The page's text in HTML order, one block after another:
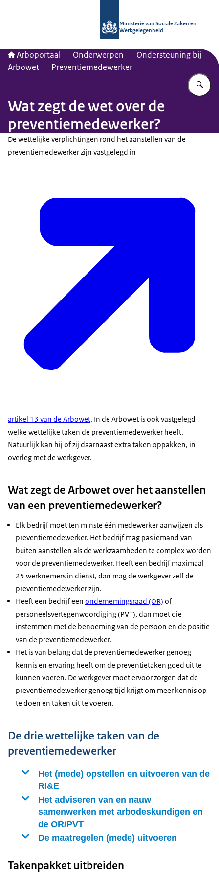
Ministerie van Sociale Zaken en
Werkgelegenheid
Arboportaal Onderwerpen
Ondersteuning bij
Arbowet
Preventiemedewerker
Wat zegt de wet over de
preventiemedewerker?
De wettelijke verplichtingen rond het aanstellen van de
preventiemedewerker zijn vastgelegd in
artikel 13 van de Arbowet. In de Arbowet is ook vastgelegd
welke wettelijke taken de preventiemedewerker heeft.
Natuurlijk kan hij of zij daarnaast extra taken oppakken, in
overleg met de werkgever.
Wat zegt de Arbowet over het aanstellen
van een preventiemedewerker?
Elk bedrijf moet ten minste één medewerker aanwijzen als
preventiemedewerker. Het bedrijf mag pas iemand van
buiten aanstellen als de werkzaamheden te complex worden
voor de preventiemedewerker. Heeft een bedrijf maximaal
25 werknemers in dienst, dan mag de werkgever zelf de
preventiemedewerker zijn.
Heeft een bedrijf een ondernemingsraad (OR) of
personeelsvertegenwoordiging (PVT), dan moet die
instemmen met de benoeming van de persoon en de positie
van de preventiemedewerker.
Het is van belang dat de preventiemedewerker genoeg
kennis en ervaring heeft om de preventietaken goed uit te
kunnen voeren. De werkgever moet ervoor zorgen dat de
preventiemedewerker genoeg tijd krijgt om meer kennis op
te doen en taken uit te voeren.
De drie wettelijke taken van de
preventiemedewerker
Het (mede) opstellen en uitvoeren van de
RI&E
Het is gebruikelijk dat de preventiemedewerker zelf in
het bedrijf werkt. Zo is hij of zij vindbaar voor andere
medewerkers. De medewerkers kunnen helpen bij het
opsporen van risico’s op gezondheidsklachten en
gehoorschade, werken met gevaarlijke stoffen of
Het adviseren van en nauw
samenwerken met arbodeskundigen en
de OR/PVT
De preventiemedewerker is betrokken bij het opstellen
arbeidsrisico’s binnen het bedrijf. Hij of zij heeft veel
De maatregelen (mede) uitvoeren
aandacht wordt besteed aan het tegengaan van de
Takenpakket uitbreiden